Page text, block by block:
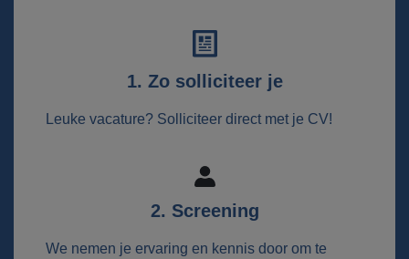
1. Zo solliciteer je
Leuke vacature? Solliciteer direct met je CV!
2. Screening
We nemen je ervaring en kennis door om te